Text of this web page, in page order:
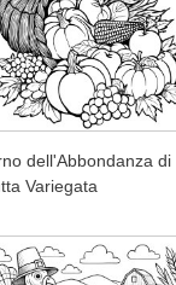
dell'Abbondanza di
Variegata